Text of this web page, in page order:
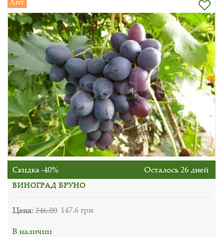
Скидка -40% Осталось 26 дней
ВИНОГРАД БРУНО
Цена:246.00 147.6 грн
В наличии